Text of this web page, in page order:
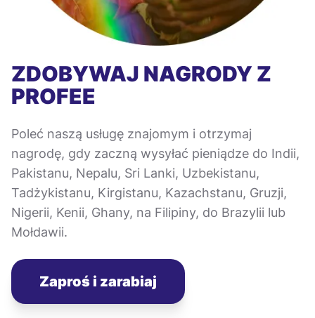
ZDOBYWAJ NAGRODY Z
PROFEE
Poleć naszą usługę znajomym i otrzymaj
nagrodę, gdy zaczną wysyłać pieniądze do Indii,
Pakistanu, Nepalu, Sri Lanki, Uzbekistanu,
Tadżykistanu, Kirgistanu, Kazachstanu, Gruzji,
Nigerii, Kenii, Ghany, na Filipiny, do Brazylii lub
Mołdawii.
Zaproś i zarabiaj